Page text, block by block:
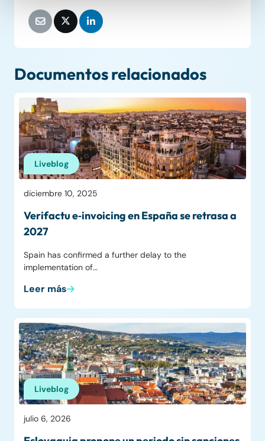
Documentos relacionados
Liveblog
diciembre 10, 2025
Verifactu e‑invoicing en España se retrasa a
2027
Spain has confirmed a further delay to the
implementation of…
Leer más
Liveblog
julio 6, 2026